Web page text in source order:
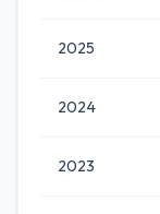
2025
2024
2023